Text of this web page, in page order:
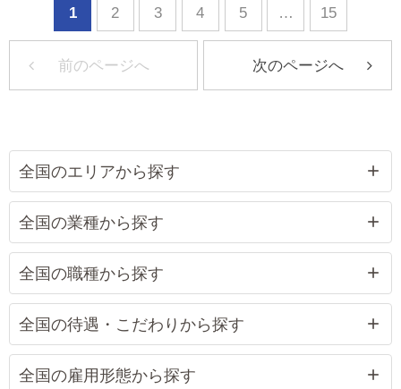
1 2 3 4 5 … 15
前のページへ 次のページへ
全国のエリアから探す
全国の業種から探す
全国の職種から探す
全国の待遇・こだわりから探す
全国の雇用形態から探す